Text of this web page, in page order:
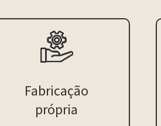
Fabricação
própria